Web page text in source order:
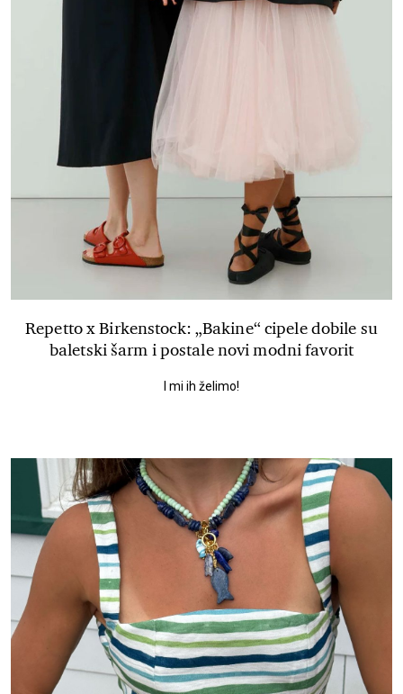
Repetto x Birkenstock: „Bakine“ cipele dobile su
baletski šarm i postale novi modni favorit
I mi ih želimo!